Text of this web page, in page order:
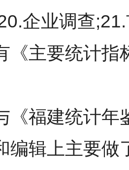
企业调查
《主要统计指
《福建统计
编辑上主要做